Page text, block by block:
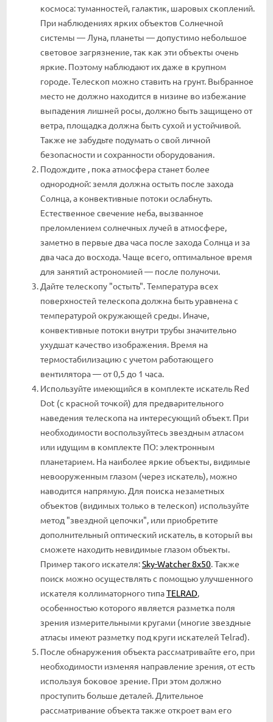
космоса: туманностей, галактик, шаровых скоплений.
При наблюдениях ярких объектов Солнечной
системы — Луна, планеты — допустимо небольшое
световое загрязнение, так как эти объекты очень
яркие. Поэтому наблюдают их даже в крупном
городе. Телескоп можно ставить на грунт. Выбранное
место не должно находится в низине во избежание
выпадения лишней росы, должно быть защищено от
ветра, площадка должна быть сухой и устойчивой.
Также не забудьте подумать о свой личной
безопасности и сохранности оборудования.
Подождите , пока атмосфера станет более
однородной: земля должна остыть после захода
Солнца, а конвективные потоки ослабнуть.
Естественное свечение неба, вызванное
преломлением солнечных лучей в атмосфере,
заметно в первые два часа после захода Солнца и за
два часа до восхода. Чаще всего, оптимальное время
для занятий астрономией — после полуночи.
Дайте телескопу "остыть". Температура всех
поверхностей телескопа должна быть уравнена с
температурой окружающей среды. Иначе,
конвективные потоки внутри трубы значительно
ухудшат качество изображения. Время на
термостабилизацию с учетом работающего
вентилятора — от 0,5 до 1 часа.
Используйте имеющийся в комплекте искатель Red
Dot (с красной точкой) для предварительного
наведения телескопа на интересующий объект. При
необходимости воспользуйтесь звездным атласом
или идущим в комплекте ПО: электронным
планетарием. На наиболее яркие объекты, видимые
невооруженным глазом (через искатель), можно
наводится напрямую. Для поиска незаметных
объектов (видимых только в телескоп) используйте
метод "звездной цепочки", или приобретите
дополнительный оптический искатель, в который вы
сможете находить невидимые глазом объекты.
Пример такого искателя:Sky-Watcher 8x50. Также
поиск можно осуществлять с помощью улучшенного
искателя коллиматорного типаTELRAD,
особенностью которого является разметка поля
зрения измерительными кругами (многие звездные
атласы имеют разметку под круги искателей Telrad).
После обнаружения объекта рассматривайте его, при
необходимости изменяя направление зрения, от есть
используя боковое зрение. При этом должно
проступить больше деталей. Длительное
рассматривание объекта также откроет вам его